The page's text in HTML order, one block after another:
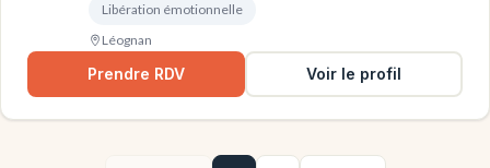
Libération émotionnelle
Léognan
Prendre RDV Voir le profil